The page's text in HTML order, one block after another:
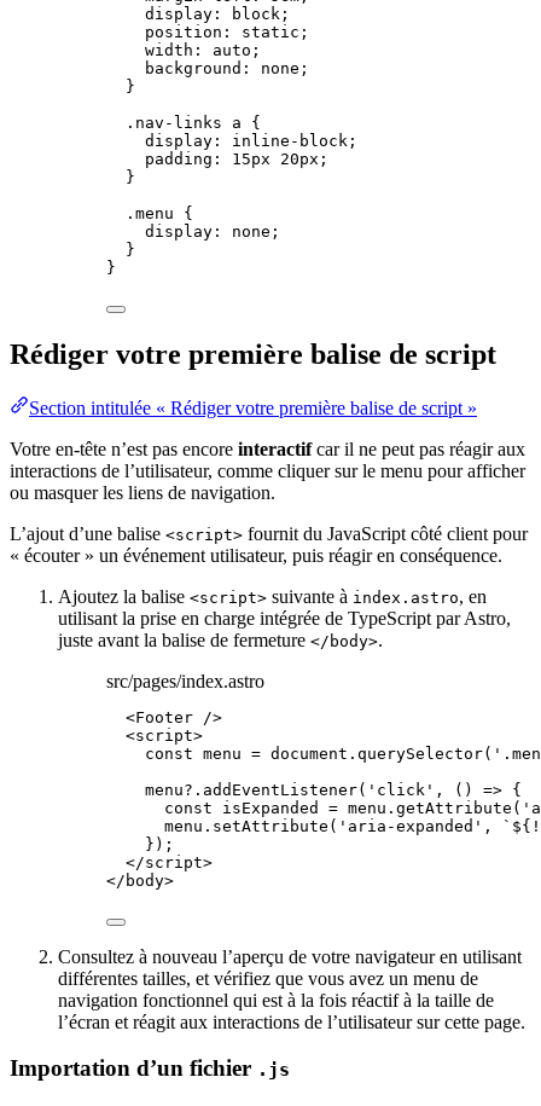
display : block ;
position : static ;
width : auto ;
background : none ;
}
.nav-links
a {
display : inline-block ;
padding : 15px 20px ;
}
.menu {
display : none ;
}
}
Rédiger votre première balise de script
Section intitulée « Rédiger votre première balise de script »
Votre en-tête n’est pas encore interactifcar il ne peut pas réagir aux
interactions de l’utilisateur, comme cliquer sur le menu pour afficher
ou masquer les liens de navigation.
L’ajout d’une balise <script> fournit du JavaScript côté client pour
« écouter » un événement utilisateur, puis réagir en conséquence.
Ajoutez la balise <script> suivante à index.astro, en
utilisant la prise en charge intégrée de TypeScript par Astro,
juste avant la balise de fermeture </body>.
src/pages/index.astro
<Footer />
<script>
const menu = document . querySelector( '
menu?. addEventListener( ' click ' , () => {
const isExpanded = menu . getAttribute ( '
menu . setAttribute ( ' aria-expanded ' , ` ${ !
});
</script>
</ body>
Consultez à nouveau l’aperçu de votre navigateur en utilisant
différentes tailles, et vérifiez que vous avez un menu de
navigation fonctionnel qui est à la fois réactif à la taille de
l’écran et réagit aux interactions de l’utilisateur sur cette page.
Importation d’un fichier .js